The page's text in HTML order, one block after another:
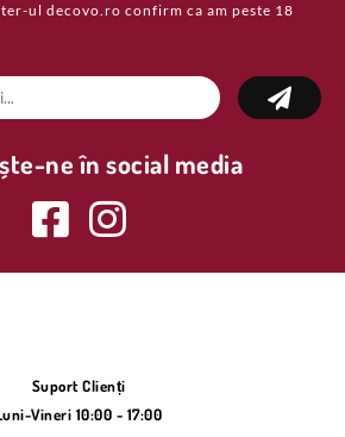
ul decovo.ro confirm ca am peste 18
ne în social media
Suport Clienți
Vineri 10:00 - 17:00